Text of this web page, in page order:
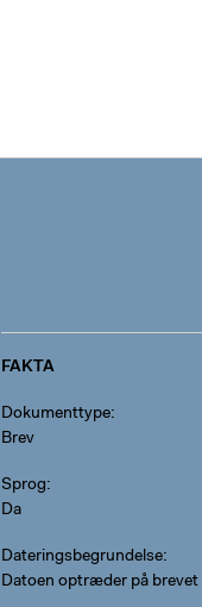
FAKTA
Dokumenttype
Brev
Sprog
Da
Dateringsbegrundelse
Datoen optræder på brevet